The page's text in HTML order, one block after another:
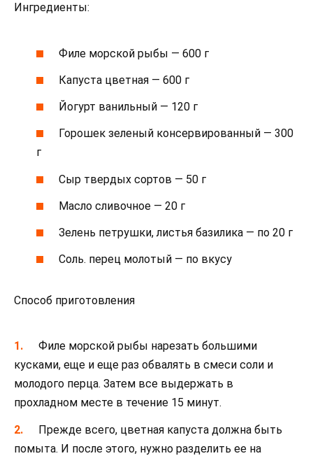
Ингредиенты:
Филе морской рыбы — 600 г
Капуста цветная — 600 г
Йогурт ванильный — 120 г
Горошек зеленый консервированный — 300
г
Сыр твердых сортов — 50 г
Масло сливочное — 20 г
Зелень петрушки, листья базилика — по 20 г
Соль. перец молотый — по вкусу
Способ приготовления
Филе морской рыбы нарезать большими
кусками, еще и еще раз обвалять в смеси соли и
молодого перца. Затем все выдержать в
прохладном месте в течение 15 минут.
Прежде всего, цветная капуста должна быть
помыта. И после этого, нужно разделить ее на